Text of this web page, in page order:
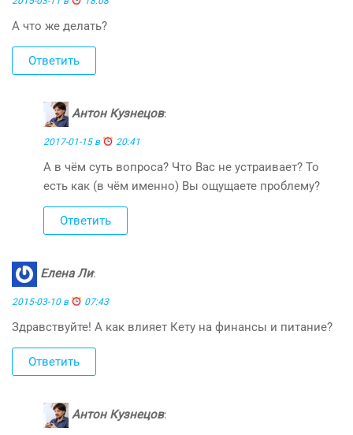
А что же делать?
Ответить
Антон Кузнецов:
2017-01-15 в 20:41
А в чём суть вопроса? Что Вас не устраивает? То
есть как (в чём именно) Вы ощущаете проблему?
Ответить
Елена Ли:
2015-03-10 в 07:43
Здравствуйте! А как влияет Кету на финансы и питание?
Ответить
Антон Кузнецов: